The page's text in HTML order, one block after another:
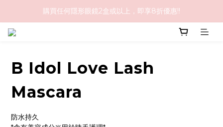
購物滿HK$1,000免順豐運費
購買任何隱形眼鏡2盒或以上，即享8折優惠!!
B Idol Love Lash
Mascara
防水持久